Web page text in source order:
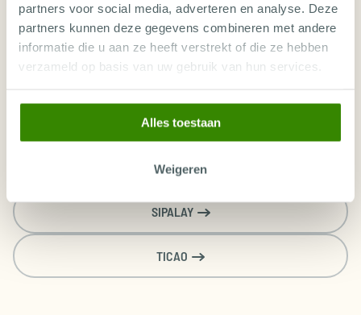
partners voor social media, adverteren en analyse. Deze
partners kunnen deze gegevens combineren met andere
informatie die u aan ze heeft verstrekt of die ze hebben
verzameld op basis van uw gebruik van hun services.
Alles toestaan
Weigeren
LIVEABOARDS IN DE FILIPIJNEN
PUERTO GALERA
ROMBLON
SIPALAY
TICAO